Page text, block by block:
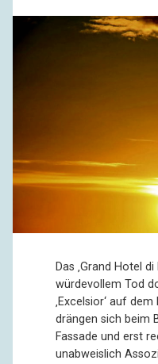
Das ‚Grand Hotel
würdevollem Tod
‚Excelsior‘ auf
drängen sich beim
Fassade und erst
unabweislich